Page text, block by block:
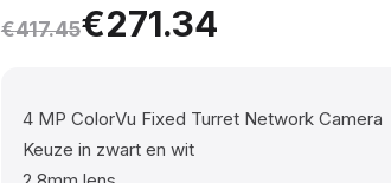
€417.45
Oorspronkelijke prijs
€271.34
Huidige prijs is:
4 MP ColorVu Fixed Turret Network Camera
Keuze in zwart en wit